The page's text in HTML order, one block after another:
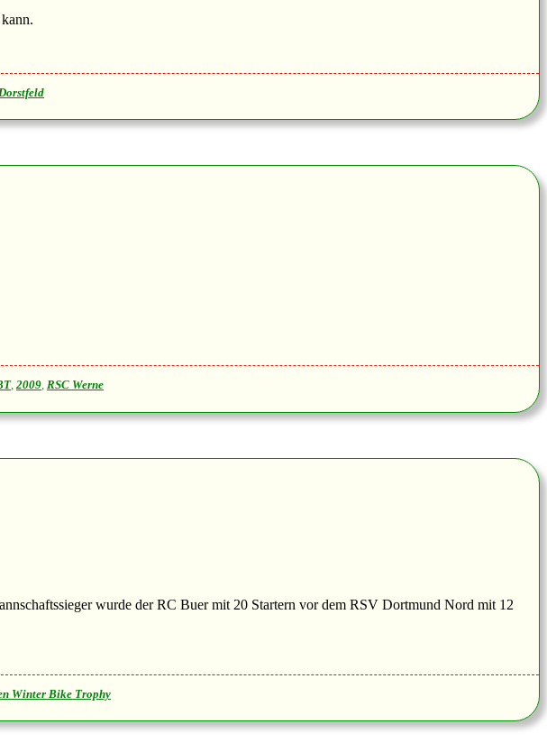
, 2009, RSC Werne
wurde der RC Buer mit 20 Startern vor dem RSV Dortmund Nord mit 12
Winter Bike Trophy